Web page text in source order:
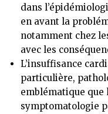
dans
en avant la
notamment chez
avec les
L’insuffisance
particulière,
emblématique que
symptomatologie